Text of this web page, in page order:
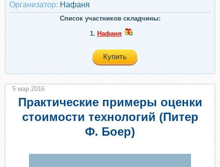
Организатор: Нафаня
Список участников складчины:
1. Нафаня
Купить
Практические примеры оценки
стоимости технологий (Питер
Ф. Боер)
5 мар 2016